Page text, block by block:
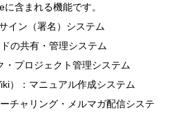
含まれる機能です。
ン（署名）システム
の共有・管理システム
プロジェクト管理システム
：マニュアル作成システム
ャリング・メルマガ配信システ